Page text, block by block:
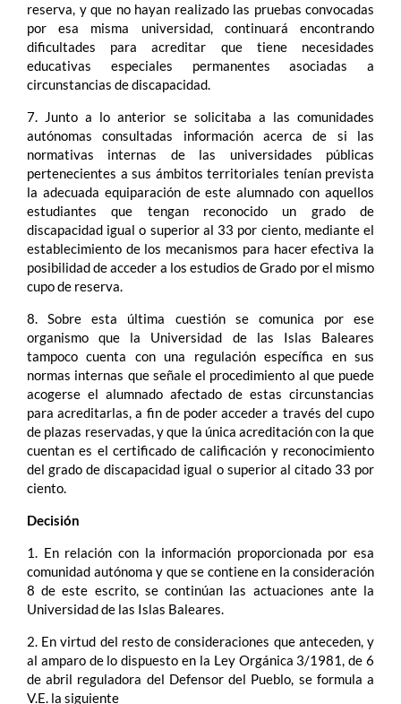
reserva, y que no hayan realizado las pruebas convocadas
por esa misma universidad, continuará encontrando
dificultades para acreditar que tiene necesidades
educativas especiales permanentes asociadas a
circunstancias de discapacidad.
7. Junto a lo anterior se solicitaba a las comunidades
autónomas consultadas información acerca de si las
normativas internas de las universidades públicas
pertenecientes a sus ámbitos territoriales tenían prevista
la adecuada equiparación de este alumnado con aquellos
estudiantes que tengan reconocido un grado de
discapacidad igual o superior al 33 por ciento, mediante el
establecimiento de los mecanismos para hacer efectiva la
posibilidad de acceder a los estudios de Grado por el mismo
cupo de reserva.
8. Sobre esta última cuestión se comunica por ese
organismo que la Universidad de las Islas Baleares
tampoco cuenta con una regulación específica en sus
normas internas que señale el procedimiento al que puede
acogerse el alumnado afectado de estas circunstancias
para acreditarlas, a fin de poder acceder a través del cupo
de plazas reservadas, y que la única acreditación con la que
cuentan es el certificado de calificación y reconocimiento
del grado de discapacidad igual o superior al citado 33 por
ciento.
Decisión
1. En relación con la información proporcionada por esa
comunidad autónoma y que se contiene en la consideración
8 de este escrito, se continúan las actuaciones ante la
Universidad de las Islas Baleares.
2. En virtud del resto de consideraciones que anteceden, y
al amparo de lo dispuesto en la Ley Orgánica 3/1981, de 6
de abril reguladora del Defensor del Pueblo, se formula a
V.E. la siguiente